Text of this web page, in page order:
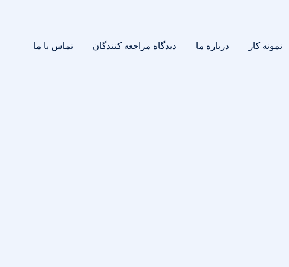
نمونه کار درباره ما دیدگاه مراجعه کنندگان تماس با ما